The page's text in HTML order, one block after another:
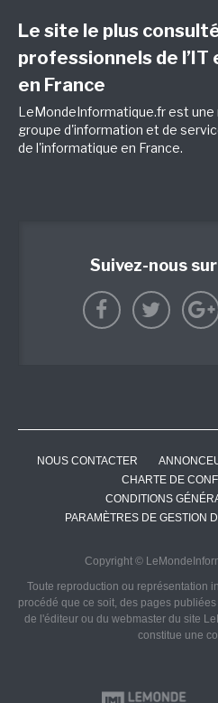
Le site le plus
professionnels de l’IT
en France
LeMondeInformatique.fr est une
groupe d'information et de
de l'informatique en France.
Suivez-nous
NOUS CONTACTER
CHARTE DE
CONDITIONS
PARAMÈTRES DE GESTION
Copyright ©
Toute reproduction ou représentation
procédé que ce soit, des pages
de l'éditeur ou du webmaster du site
constitue une